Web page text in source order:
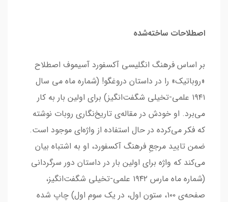
اصطلاحات ساخته‌شده
بر اساس فرهنگ انگلیسی آکسفورد آسیموف اصطلاح
«روباتیک» را در داستان دروغگو! (شماره ماه می سال
۱۹۴۱ علمی-تخیلی شگفت‌انگیز) برای اولین بار به کار
می‌برد. او خودش در مقاله‌ی تاریخ‌نگاری روبات نوشته
که فکر می‌کرده در حال استفاده از واژه‌ای موجود است.
ضمن تایید مرجعِ فرهنگ آکسفورد، او به اشتباه بیان
می‌کند که واژه برای اولین بار در داستان دور سرگردانی
(شماره ماه مارس ۱۹۴۲ علمی-تخیلی شگفت‌انگیز،
صفحه‌ی ۱۰۰، ستون اول، در یک سوم اول) چاپ شده